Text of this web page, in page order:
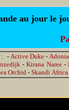
au jour le
: - Active Duke - Adonia
-Kirana Naree-
Orchid- Skandi Africa